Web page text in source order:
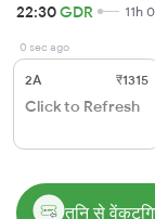
22:30GDR 11h
0 sec ago
2A ₹1315
Click to Refresh
तुनि से